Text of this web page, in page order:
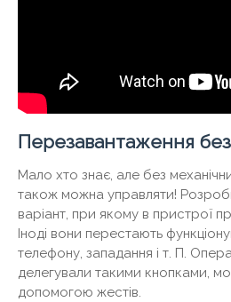
Перезавантаження
Мало хто знає, але без
також можна управляти!
варіант, при якому в пристрої
Іноді вони перестають
телефону, западання і т. П.
делегували такими кнопками,
допомогою жестів.